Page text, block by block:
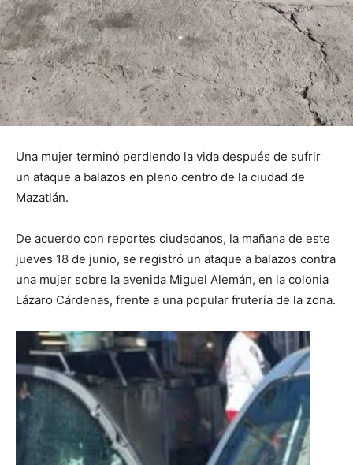
Una mujer terminó perdiendo la vida después de sufrir
un ataque a balazos en pleno centro de la ciudad de
Mazatlán.
De acuerdo con reportes ciudadanos, la mañana de este
jueves 18 de junio, se registró un ataque a balazos contra
una mujer sobre la avenida Miguel Alemán, en la colonia
Lázaro Cárdenas, frente a una popular frutería de la zona.